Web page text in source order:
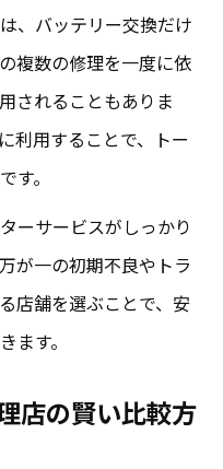
、バッテリー交換だけ
複数の修理を一度に依
されることもありま
利用することで、トー
す。
ーサービスがしっかり
が一の初期不良やトラ
店舗を選ぶことで、安
ます。
店の賢い比較方